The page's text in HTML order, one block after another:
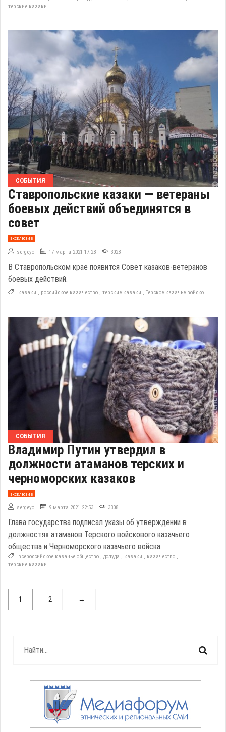
терские казаки
СОБЫТИЯ
Ставропольские казаки — ветераны
боевых действий объединятся в
совет
эксклюзив
sergeyo 17 марта 2021 17:28 3028
В Ставропольском крае появится Совет казаков-ветеранов
боевых действий.
казаки , российское казачество , терские казаки , Терское казачье войско
СОБЫТИЯ
Владимир Путин утвердил в
должности атаманов терских и
черноморских казаков
эксклюзив
sergeyo 9 марта 2021 22:53 3308
Глава государства подписал указы об утверждении в
должностях атаманов Терского войскового казачьего
общества и Черноморского казачьего войска.
всероссийское казачье общество , долуда , казаки , казачество ,
терские казаки
1 2 →